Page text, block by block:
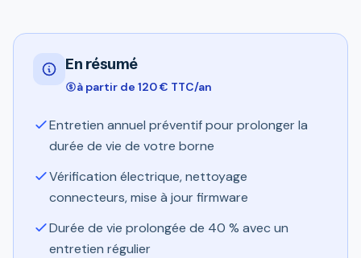
En résumé
à partir de 120 € TTC/an
Entretien annuel préventif pour prolonger la
durée de vie de votre borne
Vérification électrique, nettoyage
connecteurs, mise à jour firmware
Durée de vie prolongée de 40 % avec un
entretien régulier